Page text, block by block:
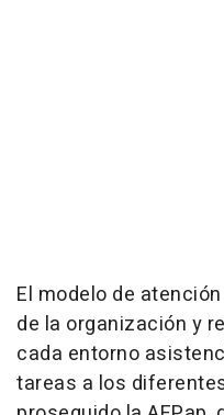
El modelo de
de la organización y
cada entorno
tareas a los